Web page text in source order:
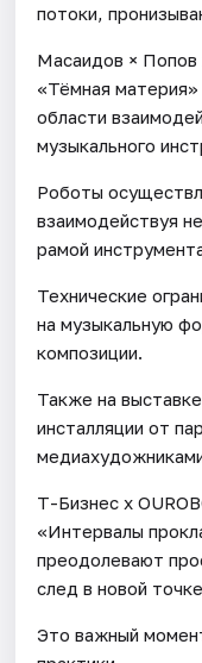
потоки,
Масаидов ×
«Тёмная
области
музыкального
Роботы
взаимодействуя
рамой
Технические
на музыкальную
композиции.
Также на
инсталляции от
Т-Бизнес х
«Интервалы
преодолевают
след в новой
Это важный